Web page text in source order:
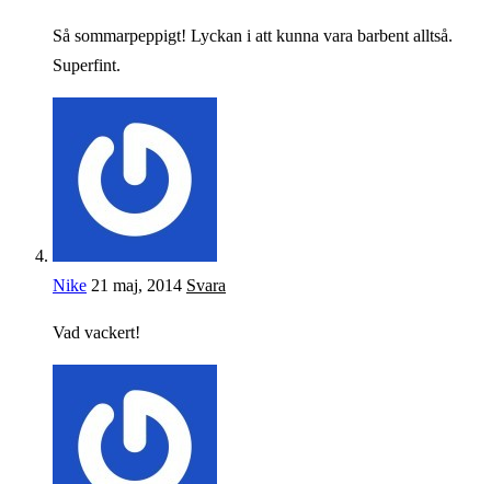
Så sommarpeppigt! Lyckan i att kunna vara barbent alltså.
Superfint.
Nike 21 maj, 2014 Svara
Vad vackert!